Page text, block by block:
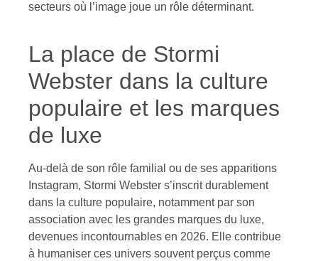
secteurs où l’image joue un rôle déterminant.
La place de Stormi
Webster dans la culture
populaire et les marques
de luxe
Au-delà de son rôle familial ou de ses apparitions
Instagram, Stormi Webster s’inscrit durablement
dans la culture populaire, notamment par son
association avec les grandes marques du luxe,
devenues incontournables en 2026. Elle contribue
à humaniser ces univers souvent perçus comme